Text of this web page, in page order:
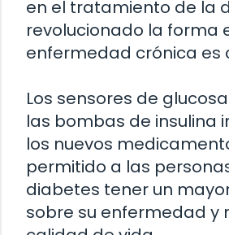
en el tratamiento de la
revolucionado la forma
enfermedad crónica es
Los sensores de
las bombas de insulina
los nuevos
permitido a las
diabetes tener un
sobre su enfermedad y